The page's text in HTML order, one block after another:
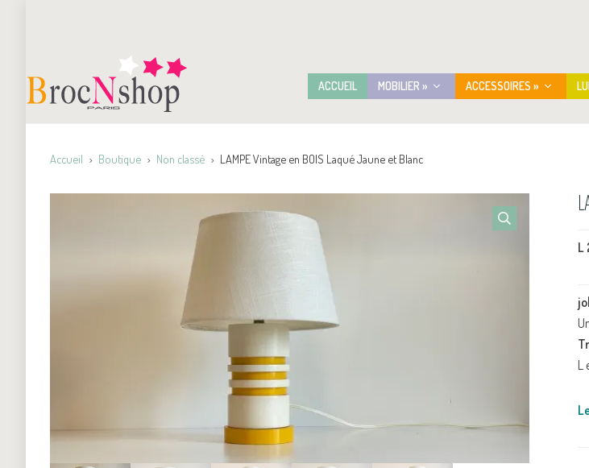
ACCUEIL MOBILIER » ACCESSOIRES »
Accueil Boutique Non classé LAMPE Vintage en BOIS Laqué Jaune et Blanc
L
L